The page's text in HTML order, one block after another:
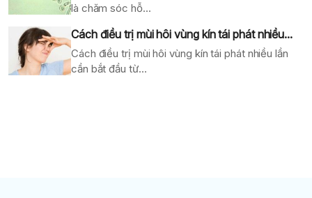
là chăm sóc hỗ...
Cách điều trị mùi hôi vùng kín tái phát nhiều...
Cách điều trị mùi hôi vùng kín tái phát nhiều lần
cần bắt đầu từ...